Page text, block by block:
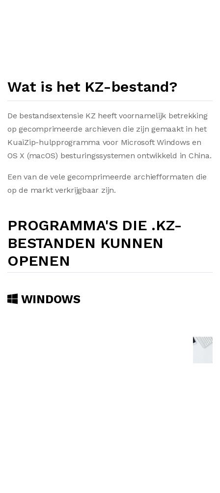
Wat is het KZ-bestand?
De bestandsextensie KZ heeft voornamelijk betrekking
op gecomprimeerde archieven die zijn gemaakt in het
KuaiZip-hulpprogramma voor Microsoft Windows en
OS X (macOS) besturingssystemen ontwikkeld in China.
Een van de vele gecomprimeerde archiefformaten die
op de markt verkrijgbaar zijn.
PROGRAMMA'S DIE .KZ-
BESTANDEN KUNNEN
OPENEN
WINDOWS